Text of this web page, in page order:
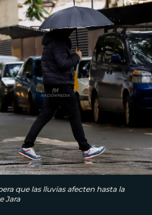
que las lluvias afecten hasta la
Jara